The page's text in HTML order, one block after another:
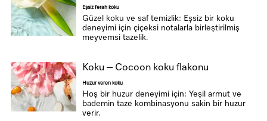
Eşsiz ferah koku
Güzel koku ve saf temizlik: Eşsiz bir koku
deneyimi için çiçeksi notalarla birleştirilmiş
meyvemsi tazelik.
Koku – Cocoon koku flakonu
Huzur veren koku
Hoş bir huzur deneyimi için: Yeşil armut ve
bademin taze kombinasyonu sakin bir huzur
verir.